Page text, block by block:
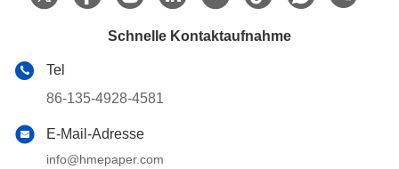
Schnelle Kontaktaufnahme
Tel
86-135-4928-4581
E-Mail-Adresse
info@hmepaper.com